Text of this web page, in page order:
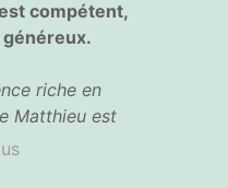
etc.
compétent,
riche en
Matthieu est
et